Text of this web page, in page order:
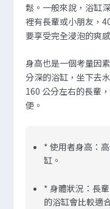
鬆。一般來說，浴缸
裡有長輩或小朋友，
要享受完全浸泡的爽
身高也是一個考量因
分深的浴缸，坐下去
160 公分左右的長輩
便。
* 使用者身高：
缸。
* 身體狀況：長
的浴缸會比較適